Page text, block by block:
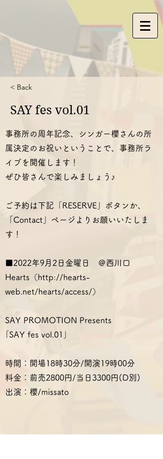
< Back
SAY fes vol.01
事務所の周年記念、シンガー櫻さんの所
属決定のお祝いということで、事務所ラ
イブを開催します！
ぜひ皆さんで楽しみましょう♪
ご予約は下記「RESERVE」ボタンか、
「Contact」ページよりお願いいたしま
す！
■2022年9月2日金曜日 ＠西川口
Hearts（ http://hearts-
web.net/hearts/access/）
SAY PROMOTION Presents
｢SAY fes vol.01｣
時間：開場18時30分/開演19時00分
料金：前売2800円/当日3300円(D別)
出演：櫻/missato